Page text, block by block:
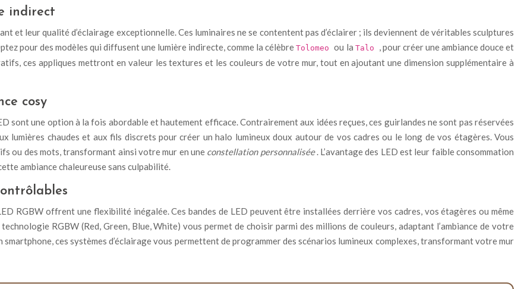
indirect
et leur qualité d’éclairage exceptionnelle. Ces luminaires ne se contentent pas d’éclairer ; ils deviennent de véritables sculptures
pour des modèles qui diffusent une lumière indirecte, comme la célèbreTolomeoou la Talo , pour créer une ambiance douce et
ces appliques mettront en valeur les textures et les couleurs de votre mur, tout en ajoutant une dimension supplémentaire à
cosy
sont une option à la fois abordable et hautement efficace. Contrairement aux idées reçues, ces guirlandes ne sont pas réservées
lumières chaudes et aux fils discrets pour créer un halo lumineux doux autour de vos cadres ou le long de vos étagères. Vous
ou des mots, transformant ainsi votre mur en une constellation personnalisée. L’avantage des LED est leur faible consommation
ambiance chaleureuse sans culpabilité.
RGBW offrent une flexibilité inégalée. Ces bandes de LED peuvent être installées derrière vos cadres, vos étagères ou même
RGBW (Red, Green, Blue, White) vous permet de choisir parmi des millions de couleurs, adaptant l’ambiance de votre
ces systèmes d’éclairage vous permettent de programmer des scénarios lumineux complexes, transformant votre mur